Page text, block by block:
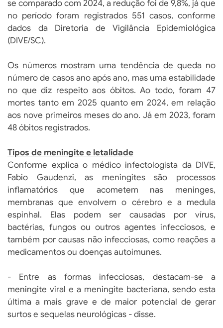
se comparado com 2024, a redução foi de 9,8%, já que
no período foram registrados 551 casos, conforme
dados da Diretoria de Vigilância Epidemiológica
(DIVE/SC).
Os números mostram uma tendência de queda no
número de casos ano após ano, mas uma estabilidade
no que diz respeito aos óbitos. Ao todo, foram 47
mortes tanto em 2025 quanto em 2024, em relação
aos nove primeiros meses do ano. Já em 2023, foram
48 óbitos registrados.
Tipos de meningite e letalidade
Conforme explica o médico infectologista da DIVE,
Fabio Gaudenzi, as meningites são processos
inflamatórios que acometem nas meninges,
membranas que envolvem o cérebro e a medula
espinhal. Elas podem ser causadas por vírus,
bactérias, fungos ou outros agentes infecciosos, e
também por causas não infecciosas, como reações a
medicamentos ou doenças autoimunes.
- Entre as formas infecciosas, destacam-se a
meningite viral e a meningite bacteriana, sendo esta
última a mais grave e de maior potencial de gerar
surtos e sequelas neurológicas - disse.